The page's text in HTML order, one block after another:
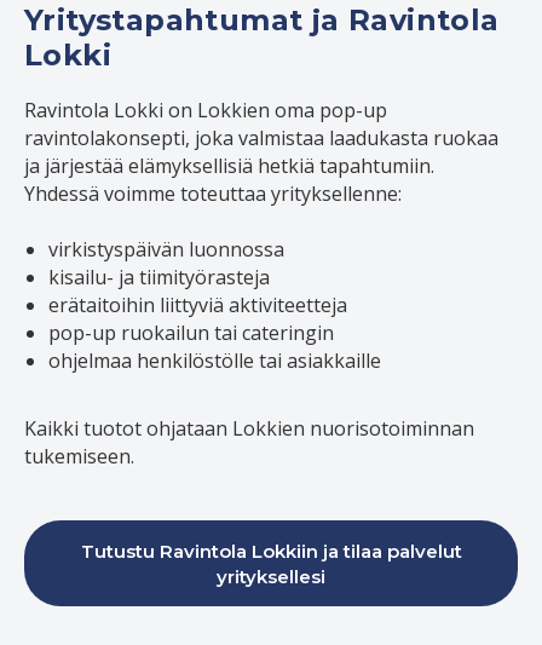
Yritystapahtumat ja Ravintola
Lokki
Ravintola Lokki on Lokkien oma pop-up
ravintolakonsepti, joka valmistaa laadukasta ruokaa
ja järjestää elämyksellisiä hetkiä tapahtumiin.
Yhdessä voimme toteuttaa yrityksellenne:
virkistyspäivän luonnossa
kisailu- ja tiimityörasteja
erätaitoihin liittyviä aktiviteetteja
pop-up ruokailun tai cateringin
ohjelmaa henkilöstölle tai asiakkaille
Kaikki tuotot ohjataan Lokkien nuorisotoiminnan
tukemiseen.
Tutustu Ravintola Lokkiin ja tilaa palvelut
yrityksellesi